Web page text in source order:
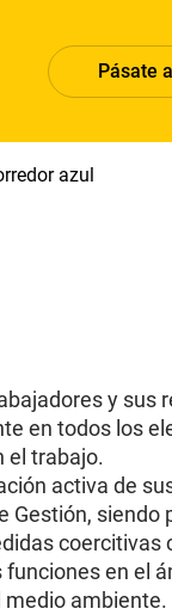
Pásate
azul
y sus
en todos los
el trabajo.
activa de
Gestión,
coercitivas
en el
medio ambiente.